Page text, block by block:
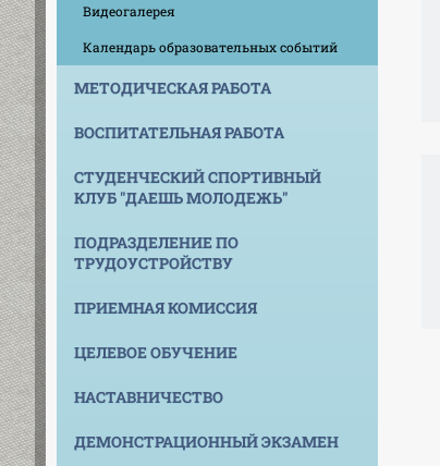
Видеогалерея
Календарь образовательных событий
МЕТОДИЧЕСКАЯ РАБОТА
ВОСПИТАТЕЛЬНАЯ РАБОТА
СТУДЕНЧЕСКИЙ СПОРТИВНЫЙ
КЛУБ "ДАЕШЬ МОЛОДЕЖЬ"
ПОДРАЗДЕЛЕНИЕ ПО
ТРУДОУСТРОЙСТВУ
ПРИЕМНАЯ КОМИССИЯ
ЦЕЛЕВОЕ ОБУЧЕНИЕ
НАСТАВНИЧЕСТВО
ДЕМОНСТРАЦИОННЫЙ ЭКЗАМЕН